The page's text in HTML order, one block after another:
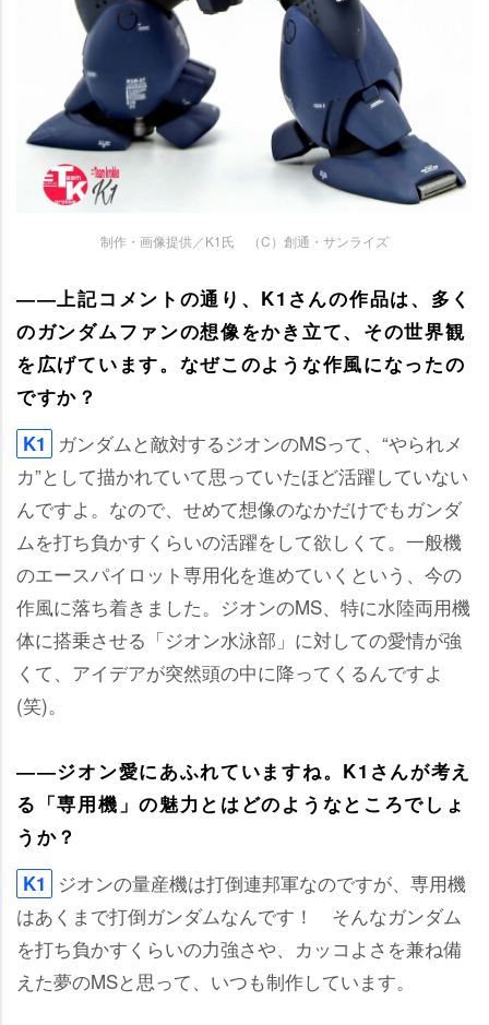
制作・画像提供／K1氏 （C）創通・サンライズ
――上記コメントの通り、K1さんの作品は、多く
のガンダムファンの想像をかき立て、その世界観
を広げています。なぜこのような作風になったの
ですか？
K1
ガンダムと敵対するジオンのMSって、“やられメ
カ”として描かれていて思っていたほど活躍していない
んですよ。なので、せめて想像のなかだけでもガンダ
ムを打ち負かすくらいの活躍をして欲しくて。一般機
のエースパイロット専用化を進めていくという、今の
作風に落ち着きました。ジオンのMS、特に水陸両用機
体に搭乗させる「ジオン水泳部」に対しての愛情が強
くて、アイデアが突然頭の中に降ってくるんですよ
(笑)。
――ジオン愛にあふれていますね。K1さんが考え
る「専用機」の魅力とはどのようなところでしょ
うか？
K1
ジオンの量産機は打倒連邦軍なのですが、専用機
はあくまで打倒ガンダムなんです！ そんなガンダム
を打ち負かすくらいの力強さや、カッコよさを兼ね備
えた夢のMSと思って、いつも制作しています。